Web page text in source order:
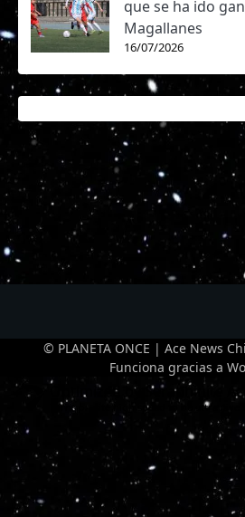
que se ha ido
Magallanes
16/07/2026
© PLANETA ONCE | Ace News
Funciona gracias a
Optimized by Seraphinite
Turns on site high speed to be